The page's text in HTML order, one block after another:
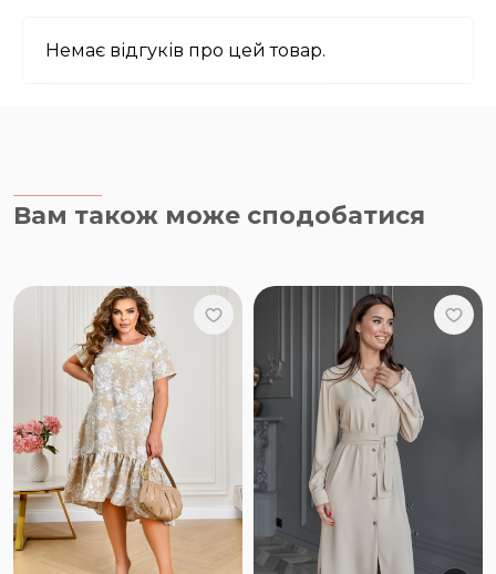
Немає відгуків про цей товар.
Вам також може сподобатися